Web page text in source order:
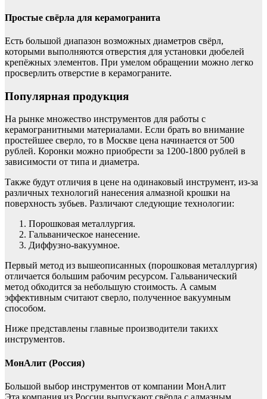
Простые свёрла для керамогранита
Есть большой диапазон возможных диаметров свёрл,
которыми выполняются отверстия для установки дюбелей
крепёжных элементов. При умелом обращении можно легко
просверлить отверстие в керамограните.
Популярная продукция
На рынке множество инструментов для работы с
керамогранитными материалами. Если брать во внимание
простейшее сверло, то в Москве цена начинается от 500
рублей. Коронки можно приобрести за 1200-1800 рублей в
зависимости от типа и диаметра.
Также будут отличия в цене на одинаковый инструмент, из-за
различных технологий нанесения алмазной крошки на
поверхность зубьев. Различают следующие технологии:
Порошковая металлургия.
Гальваническое нанесение.
Диффузно-вакуумное.
Первый метод из вышеописанных (порошковая металлургия)
отличается большим рабочим ресурсом. Гальванический
метод обходится за небольшую стоимость. А самым
эффективным считают сверло, полученное вакуумным
способом.
Ниже представлены главные производители такихх
инструментов.
МонАлит (Россия)
Большой выбор инструментов от компании МонАлит
Эта компания из России выпускают свёрла с алмазным